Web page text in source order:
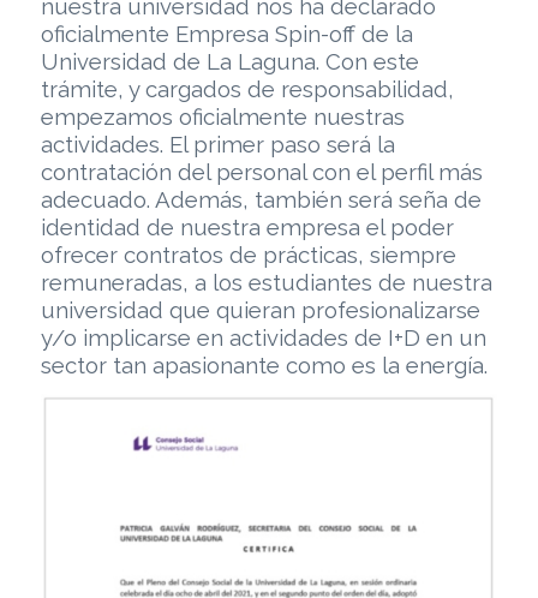
nuestra universidad nos ha declarado
oficialmente Empresa Spin-off de la
Universidad de La Laguna. Con este
trámite, y cargados de responsabilidad,
empezamos oficialmente nuestras
actividades. El primer paso será la
contratación del personal con el perfil más
adecuado. Además, también será seña de
identidad de nuestra empresa el poder
ofrecer contratos de prácticas, siempre
remuneradas, a los estudiantes de nuestra
universidad que quieran profesionalizarse
y/o implicarse en actividades de I+D en un
sector tan apasionante como es la energía.